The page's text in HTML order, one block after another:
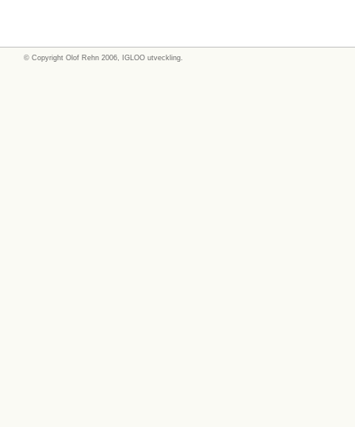
© Copyright Olof Rehn 2006, IGLOO utveckling.